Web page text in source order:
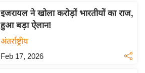
इजरायल ने खोला करोड़ों भारतीयों का राज,
हुआ बड़ा ऐलान!
अंतर्राष्ट्रीय
Feb 17, 2026